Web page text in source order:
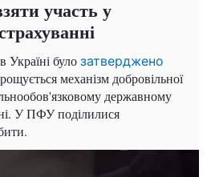
участь у
Україні було затверджено
механізм добровільної
державному
У ПФУ поділилися